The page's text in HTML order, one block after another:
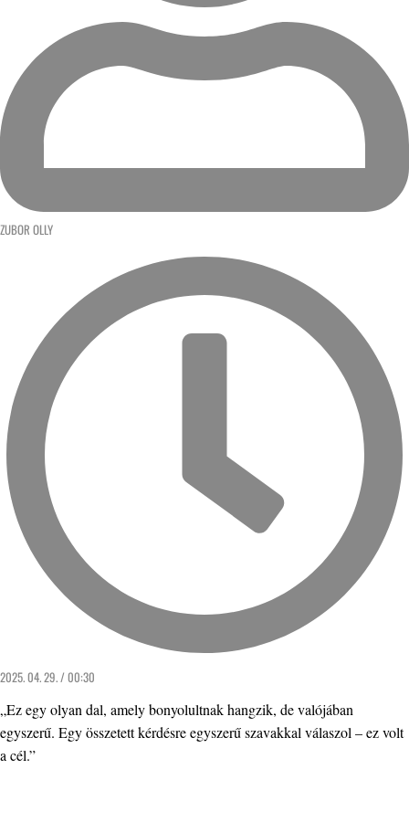
ZUBOR OLLY
2025. 04. 29. / 00:30
„Ez egy olyan dal, amely bonyolultnak hangzik, de valójában
egyszerű. Egy összetett kérdésre egyszerű szavakkal válaszol – ez volt
a cél.”